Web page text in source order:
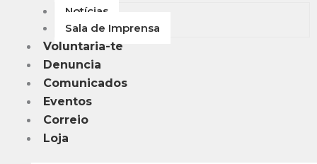
Notícias
Sala de Imprensa
Voluntaria-te
Denuncia
Comunicados
Eventos
Correio
Loja